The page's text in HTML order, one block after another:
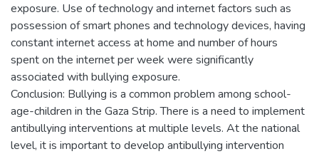
exposure. Use of technology and internet factors such as
possession of smart phones and technology devices, having
constant internet access at home and number of hours
spent on the internet per week were significantly
associated with bullying exposure.
Conclusion: Bullying is a common problem among school-
age-children in the Gaza Strip. There is a need to implement
antibullying interventions at multiple levels. At the national
level, it is important to develop antibullying intervention